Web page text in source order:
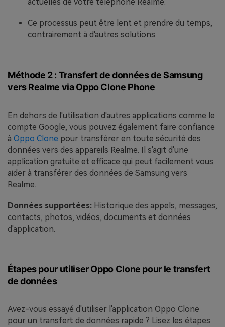
Ce processus peut être lent et prendre du temps,
contrairement à d'autres solutions.
Méthode 2 : Transfert de données de Samsung
vers Realme via Oppo Clone Phone
En dehors de l'utilisation d'autres applications comme le
compte Google, vous pouvez également faire confiance
à Oppo Clone pour transférer en toute sécurité des
données vers des appareils Realme. Il s'agit d'une
application gratuite et efficace qui peut facilement vous
aider à transférer des données de Samsung vers
Realme.
Données supportées: Historique des appels, messages,
contacts, photos, vidéos, documents et données
d'application.
Étapes pour utiliser Oppo Clone pour le transfert
de données
Avez-vous essayé d'utiliser l'application Oppo Clone
pour un transfert de données rapide ? Lisez les étapes